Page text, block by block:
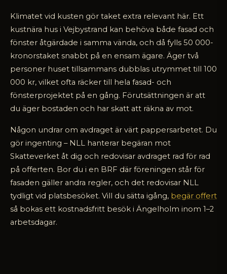
Klimatet vid kusten gör taket extra relevant här. Ett
kustnära hus i Vejbystrand kan behöva både fasad och
fönster åtgärdade i samma vända, och då fylls 50 000-
kronorstaket snabbt på en ensam ägare. Äger två
personer huset tillsammans dubblas utrymmet till 100
000 kr, vilket ofta räcker till hela fasad- och
fönsterprojektet på en gång. Förutsättningen är att
du äger bostaden och har skatt att räkna av mot.
Någon undrar om avdraget är värt pappersarbetet. Du
gör ingenting – NLL hanterar begäran mot
Skatteverket åt dig och redovisar avdraget rad för rad
på offerten. Bor du i en BRF där föreningen står för
fasaden gäller andra regler, och det redovisar NLL
tydligt vid platsbesöket. Vill du sätta igång, begär offert
så bokas ett kostnadsfritt besök i Ängelholm inom 1–2
arbetsdagar.